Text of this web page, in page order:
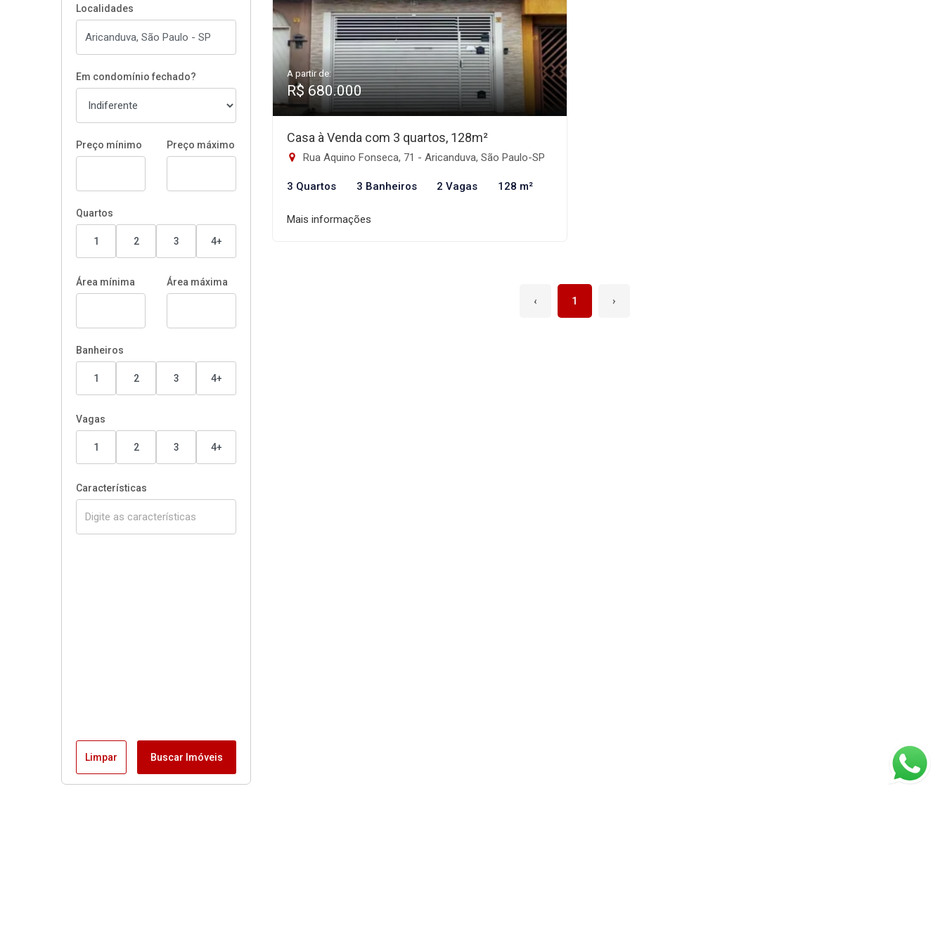
Localidades
Em condomínio fechado?
Preço mínimo Preço máximo
Quartos
1 2 3 4+
Área mínima Área máxima
Banheiros
1 2 3 4+
Vagas
1 2 3 4+
Características
Limpar Buscar Imóveis
A partir de:
R$ 680.000
Casa à Venda com 3 quartos, 128m²
Rua Aquino Fonseca, 71 - Aricanduva, São Paulo-SP
3 Quartos 3 Banheiros 2 Vagas 128 m²
Mais informações
‹ 1 ›